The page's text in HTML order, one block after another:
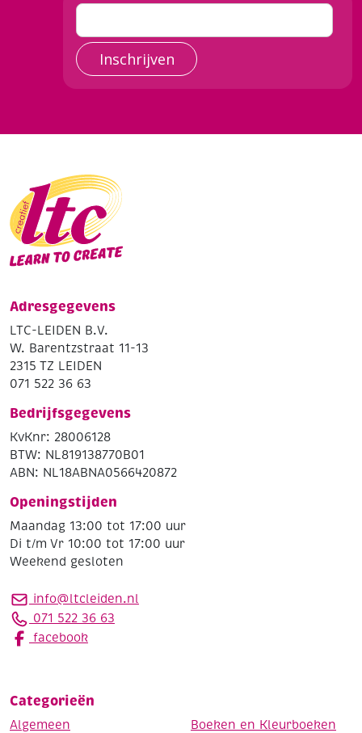
Inschrijven
Adresgegevens
LTC-LEIDEN B.V.
W. Barentzstraat 11-13
2315 TZ LEIDEN
071 522 36 63
Bedrijfsgegevens
KvKnr: 28006128
BTW: NL819138770B01
ABN: NL18ABNA0566420872
Openingstijden
Maandag 13:00 tot 17:00 uur
Di t/m Vr 10:00 tot 17:00 uur
Weekend gesloten
info@ltcleiden.nl
071 522 36 63
facebook
Categorieën
Algemeen
Boeken en Kleurboeken